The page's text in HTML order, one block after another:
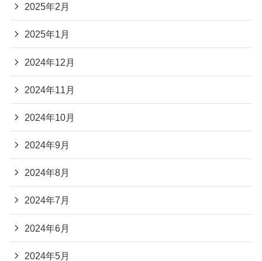
2025年2月
2025年1月
2024年12月
2024年11月
2024年10月
2024年9月
2024年8月
2024年7月
2024年6月
2024年5月